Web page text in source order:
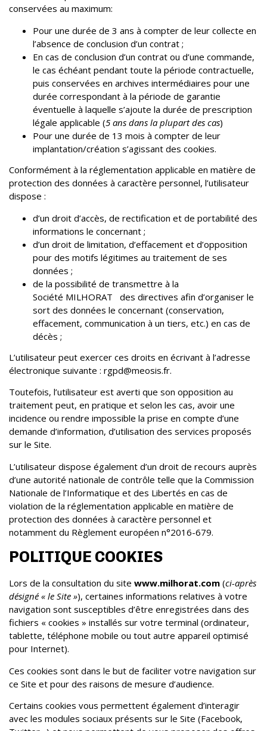
conservées au maximum:
Pour une durée de 3 ans à compter de leur collecte en
l’absence de conclusion d’un contrat ;
En cas de conclusion d’un contrat ou d’une commande,
le cas échéant pendant toute la période contractuelle,
puis conservées en archives intermédiaires pour une
durée correspondant à la période de garantie
éventuelle à laquelle s’ajoute la durée de prescription
légale applicable (5 ans dans la plupart des cas)
Pour une durée de 13 mois à compter de leur
implantation/création s’agissant des cookies.
Conformément à la réglementation applicable en matière de
protection des données à caractère personnel, l’utilisateur
dispose :
d’un droit d’accès, de rectification et de portabilité des
informations le concernant ;
d’un droit de limitation, d’effacement et d’opposition
pour des motifs légitimes au traitement de ses
données ;
de la possibilité de transmettre à la
Société MILHORAT
des directives afin d’organiser le
sort des données le concernant (conservation,
effacement, communication à un tiers, etc.) en cas de
décès ;
L’utilisateur peut exercer ces droits en écrivant à l’adresse
électronique suivante : rgpd@meosis.fr.
Toutefois, l’utilisateur est averti que son opposition au
traitement peut, en pratique et selon les cas, avoir une
incidence ou rendre impossible la prise en compte d’une
demande d’information, d’utilisation des services proposés
sur le Site.
L’utilisateur dispose également d’un droit de recours auprès
d’une autorité nationale de contrôle telle que la Commission
Nationale de l’Informatique et des Libertés en cas de
violation de la réglementation applicable en matière de
protection des données à caractère personnel et
notamment du Règlement européen n°2016-679.
POLITIQUE COOKIES
Lors de la consultation du site www.milhorat.com (ci-après
désigné « le Site »), certaines informations relatives à votre
navigation sont susceptibles d’être enregistrées dans des
fichiers « cookies » installés sur votre terminal (ordinateur,
tablette, téléphone mobile ou tout autre appareil optimisé
pour Internet).
Ces cookies sont dans le but de faciliter votre navigation sur
ce Site et pour des raisons de mesure d’audience.
Certains cookies vous permettent également d’interagir
avec les modules sociaux présents sur le Site (Facebook,